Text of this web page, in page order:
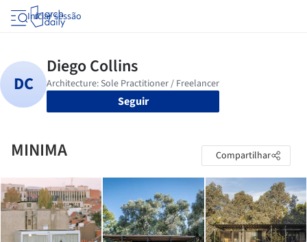
Iniciar sessão
Seguir
MINIMA Compartilhar